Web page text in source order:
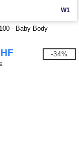
W1
- Baby Body
-34%